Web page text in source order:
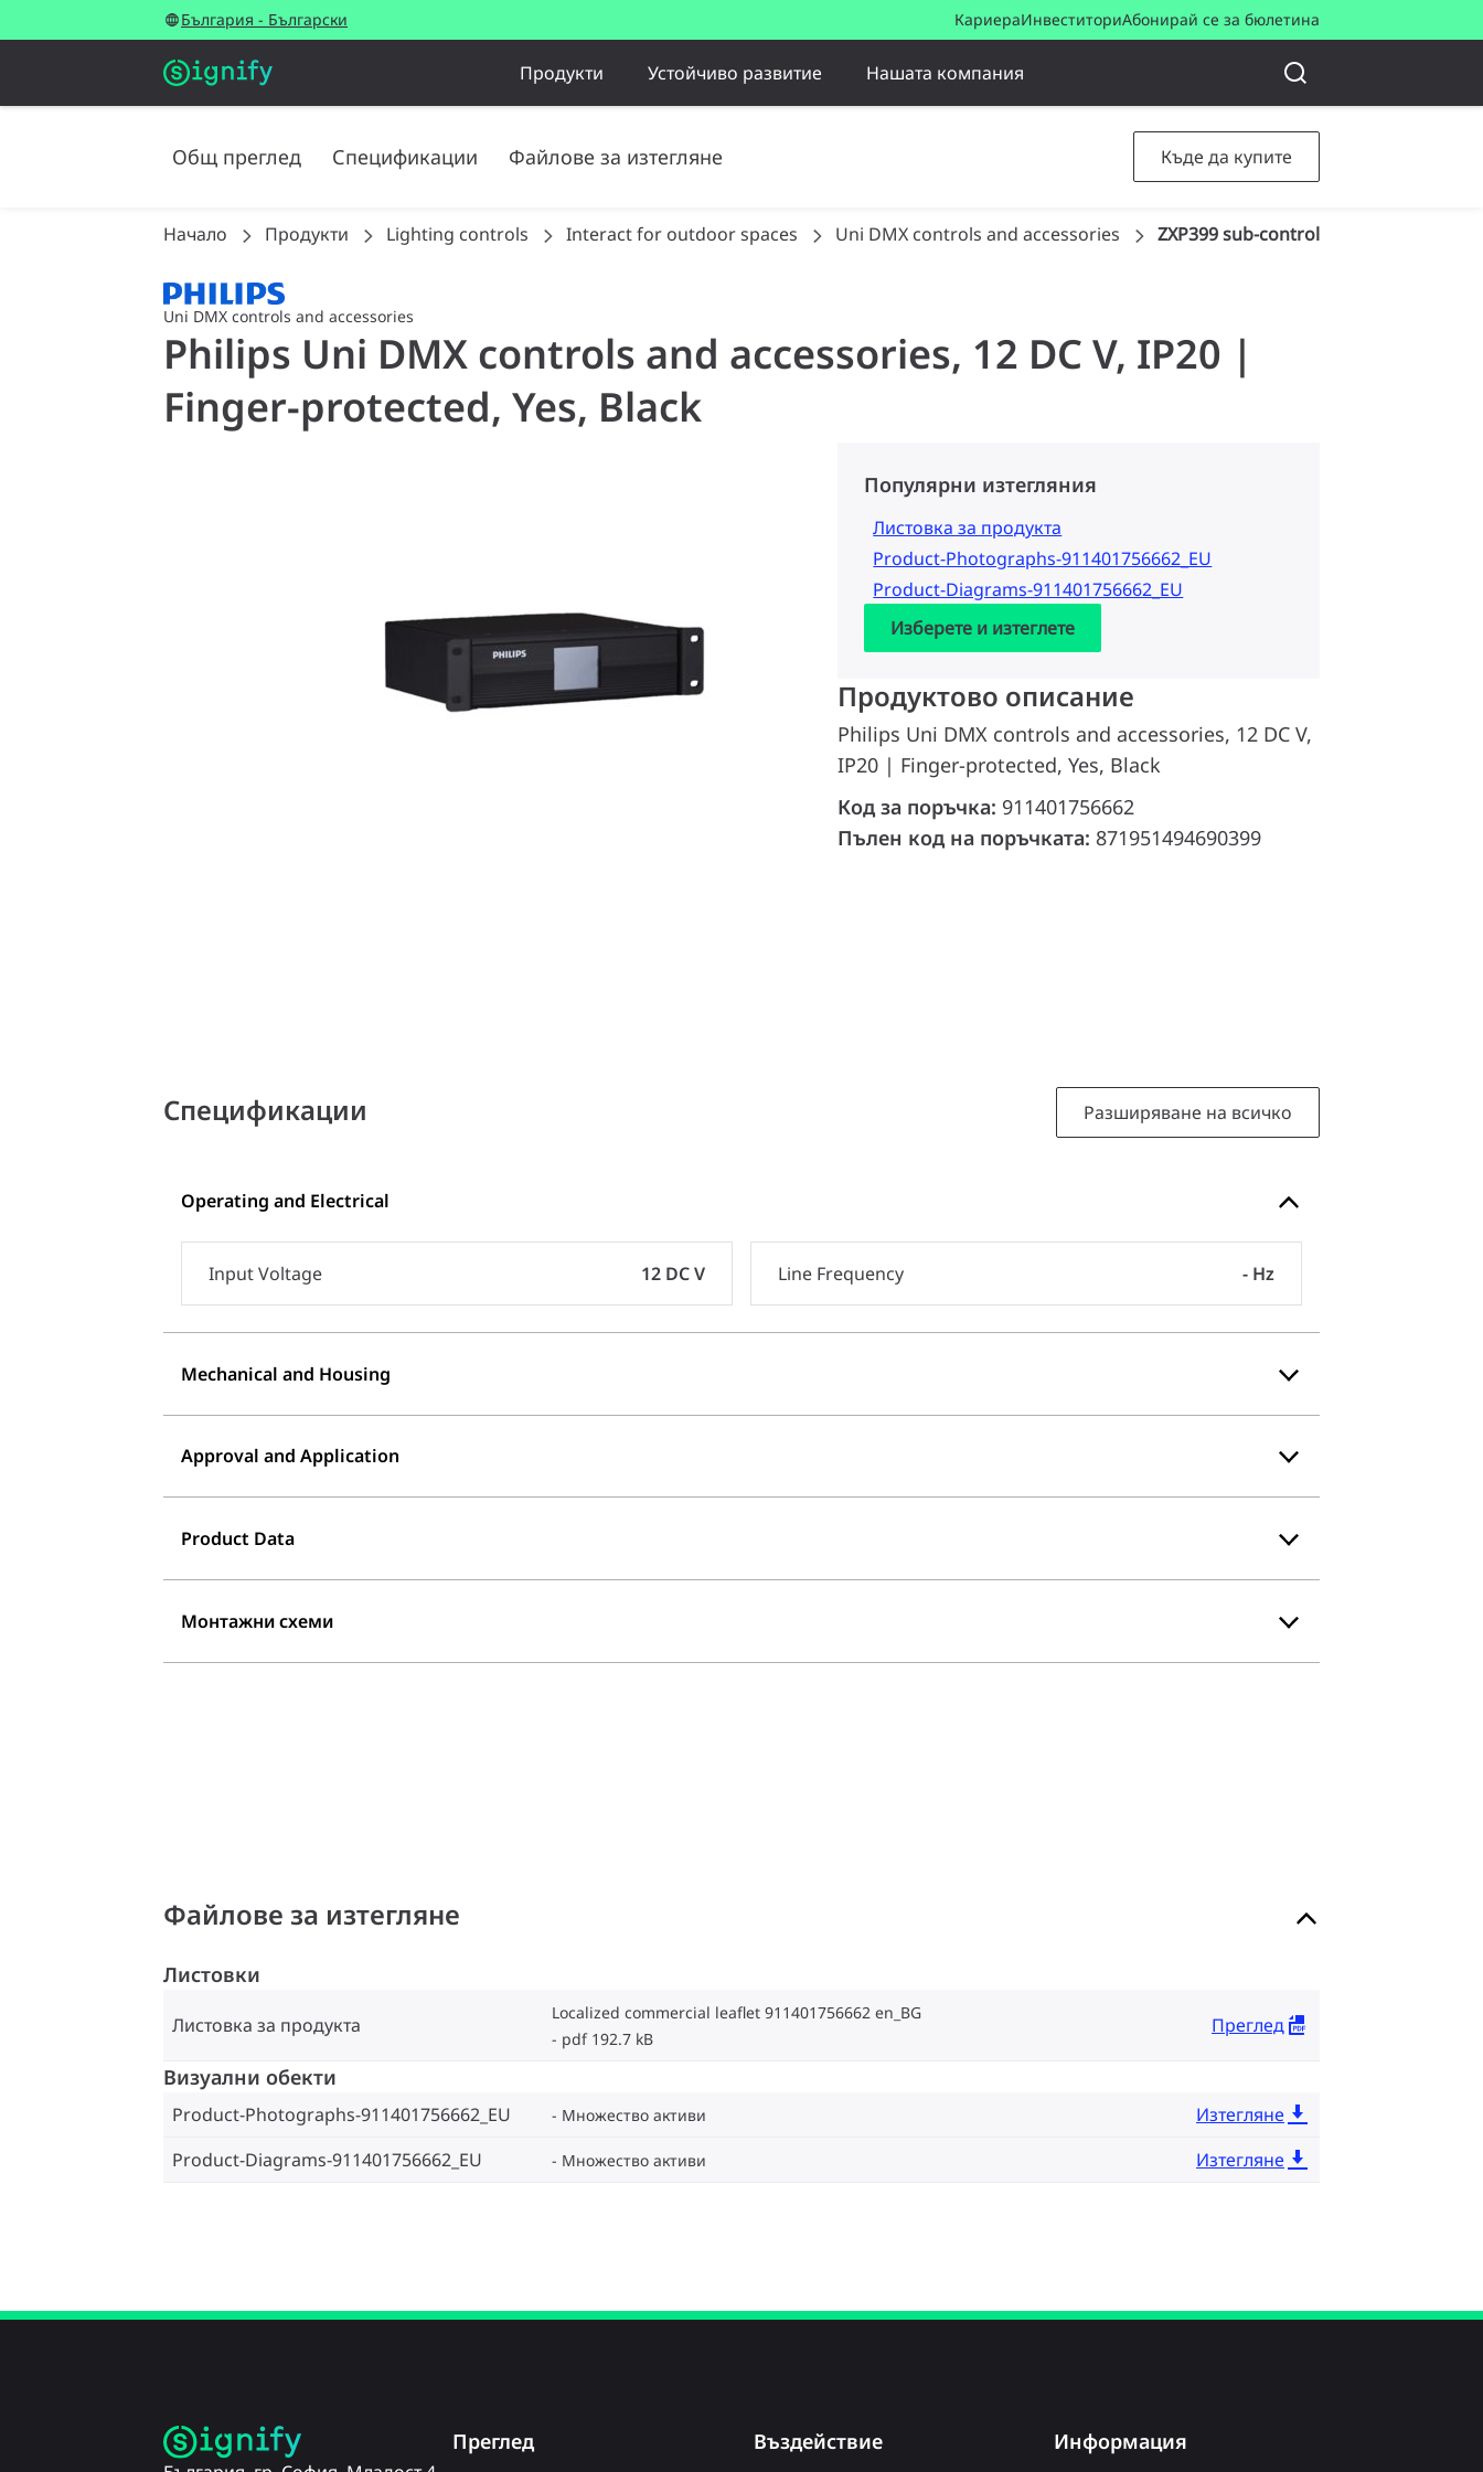
България - Български КариераИнвеститориАбонирай се за бюлетина
Продукти Устойчиво развитие Нашата компания
Общ преглед Спецификации Файлове за изтегляне Къде да купите
Начало Продукти Lighting controls Interact for outdoor spaces Uni DMX controls and accessories ZXP399 sub-controller 12V 8 port DMX
Uni DMX controls and accessories
Philips Uni DMX controls and accessories, 12 DC V, IP20 |
Finger-protected, Yes, Black
Популярни изтегляния
Листовка за продукта
Product-Photographs-911401756662_EU
Product-Diagrams-911401756662_EU
Изберете и изтеглете
Продуктово описание
Philips Uni DMX controls and accessories, 12 DC V,
IP20 | Finger-protected, Yes, Black
Код за поръчка: 911401756662
Пълен код на поръчката: 871951494690399
Спецификации Разширяване на всичко
Operating and Electrical
Input Voltage 12 DC V Line Frequency - Hz
Mechanical and Housing
Approval and Application
Product Data
Монтажни схеми
Файлове за изтегляне
Листовки
Листовка за продукта
Localized commercial leaflet 911401756662 en_BG
pdf 192.7 kB
Преглед
Визуални обекти
Product-Photographs-911401756662_EU Множество активи
Изтегляне
Product-Diagrams-911401756662_EU
Множество активи Изтегляне
Преглед Въздействие Информация